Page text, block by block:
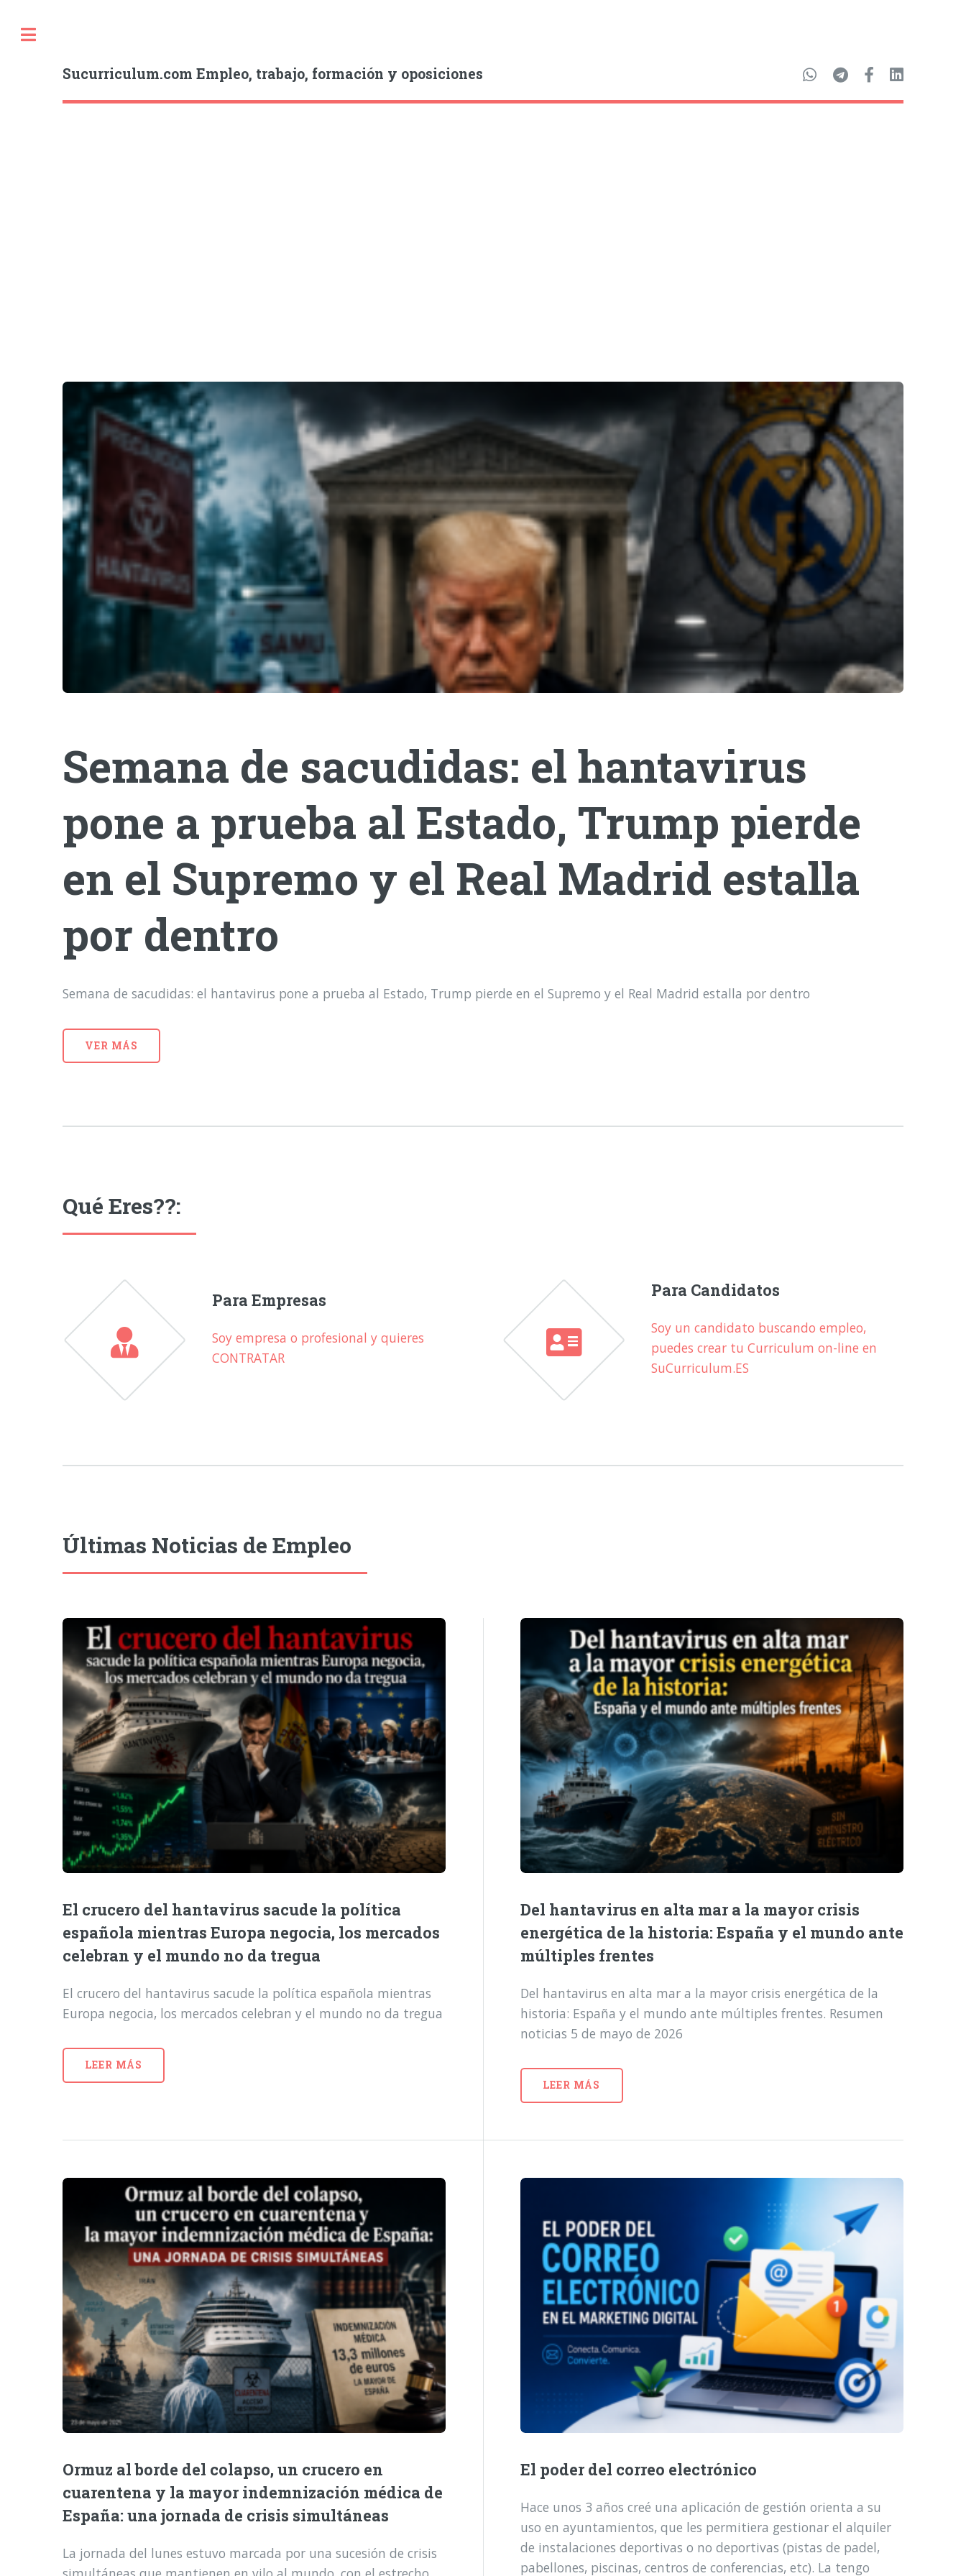
Sucurriculum.com Empleo, trabajo, formación y oposiciones
Semana de sacudidas: el hantavirus
pone a prueba al Estado, Trump pierde
en el Supremo y el Real Madrid estalla
por dentro
Semana de sacudidas: el hantavirus pone a prueba al Estado, Trump pierde en el Supremo y el Real Madrid estalla por dentro
VER MÁS
Qué Eres??:
Para Empresas
Soy empresa o profesional y quieres
CONTRATAR
Para Candidatos
Soy un candidato buscando empleo,
puedes crear tu Curriculum on-line en
SuCurriculum.ES
Últimas Noticias de Empleo
El crucero del hantavirus sacude la política
española mientras Europa negocia, los mercados
celebran y el mundo no da tregua
El crucero del hantavirus sacude la política española mientras
Europa negocia, los mercados celebran y el mundo no da tregua
LEER MÁS
Del hantavirus en alta mar a la mayor crisis
energética de la historia: España y el mundo ante
múltiples frentes
Del hantavirus en alta mar a la mayor crisis energética de la
historia: España y el mundo ante múltiples frentes. Resumen
noticias 5 de mayo de 2026
LEER MÁS
Ormuz al borde del colapso, un crucero en
cuarentena y la mayor indemnización médica de
España: una jornada de crisis simultáneas
La jornada del lunes estuvo marcada por una sucesión de crisis
El poder del correo electrónico
Hace unos 3 años creé una aplicación de gestión orienta a su
uso en ayuntamientos, que les permitiera gestionar el alquiler
de instalaciones deportivas o no deportivas (pistas de padel,
pabellones, piscinas, centros de conferencias, etc). La tengo